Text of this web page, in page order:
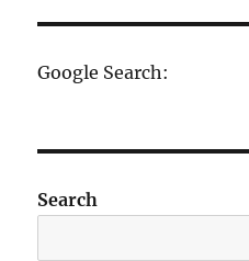
Google Search:
Search